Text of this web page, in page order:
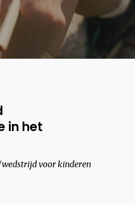
in het
voor kinderen